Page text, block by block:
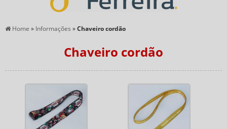
Home » Informações »Chaveiro cordão
Chaveiro cordão